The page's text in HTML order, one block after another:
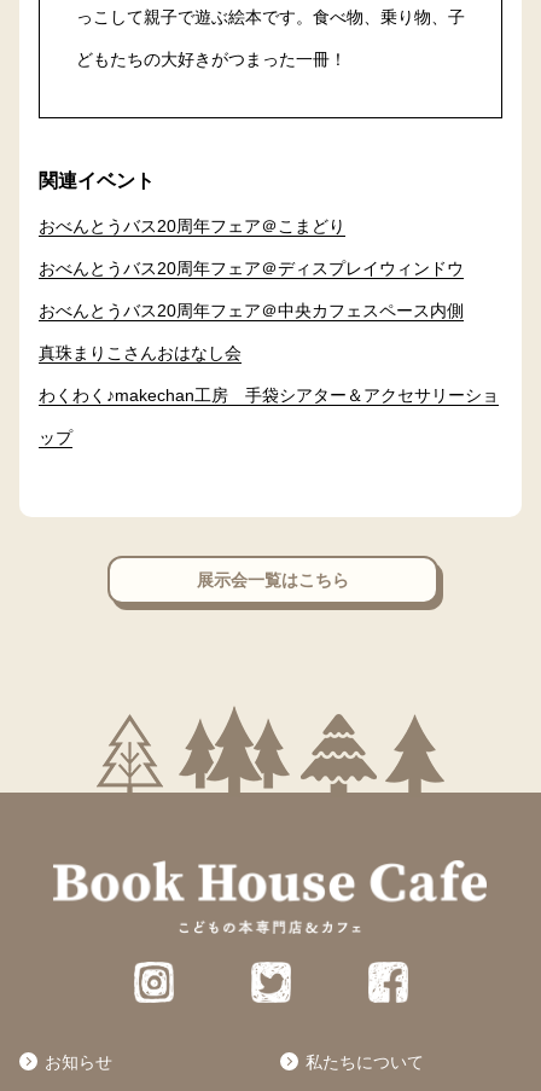
っこして親子で遊ぶ絵本です。食べ物、乗り物、子
どもたちの大好きがつまった一冊！
関連イベント
おべんとうバス20周年フェア＠こまどり
おべんとうバス20周年フェア＠ディスプレイウィンドウ
おべんとうバス20周年フェア＠中央カフェスペース内側
真珠まりこさんおはなし会
わくわく♪makechan工房 手袋シアター＆アクセサリーショ
ップ
展示会一覧はこちら
お知らせ 私たちについて